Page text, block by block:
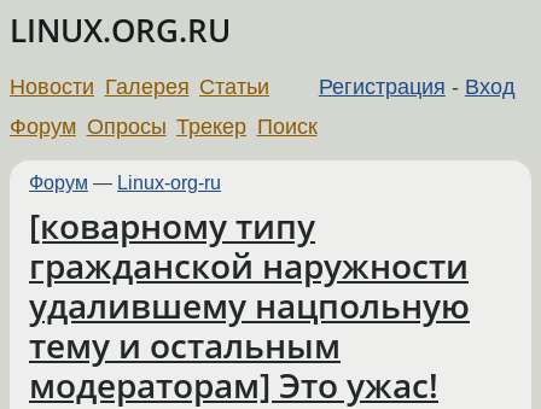
LINUX.ORG.RU
Регистрация - Вход
Новости Галерея Статьи
Форум Опросы Трекер Поиск
Форум — Linux-org-ru
[коварному типу
гражданской наружности
удалившему нацпольную
тему и остальным
модераторам] Это ужас!